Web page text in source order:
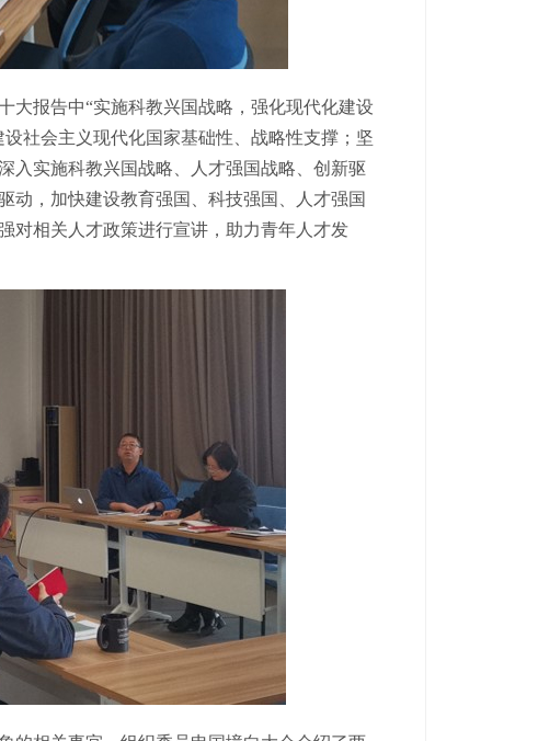
大报告中“实施科教兴国战略，强化现代化建设
社会主义现代化国家基础性、战略性支撑；坚
入实施科教兴国战略、人才强国战略、创新驱
动，加快建设教育强国、科技强国、人才强国
对相关人才政策进行宣讲，助力青年人才发